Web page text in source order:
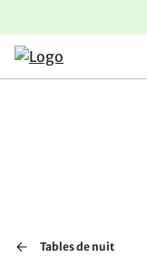
Aller au contenu
Aller à la navigation
Aller au pied de page
Tables de nuit